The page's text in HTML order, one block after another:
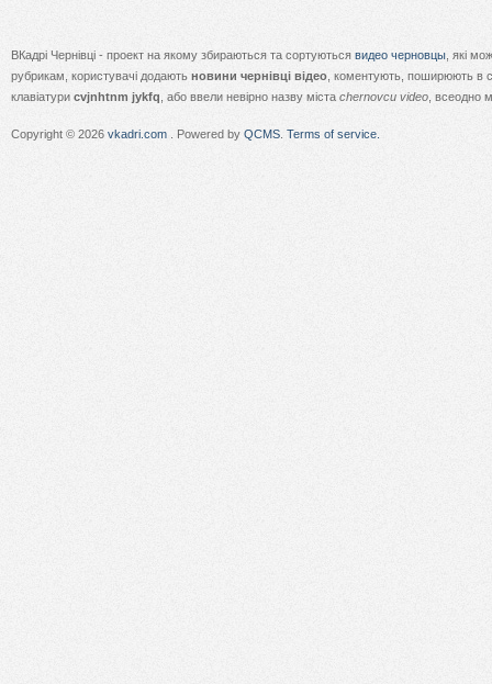
ВКадрі Чернівці - проект на якому збираються та сортуються видео черновцы , які
рубрикам, користувачі додають новини чернівці відео , коментують, поширюють в
клавіатури cvjnhtnm jykfq , або ввели невірно назву міста chernovcu video , всеодно
Copyright © 2026 vkadri.com . Powered by QCMS Terms of service.